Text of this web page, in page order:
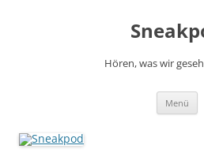
Hören, was wir
Menü